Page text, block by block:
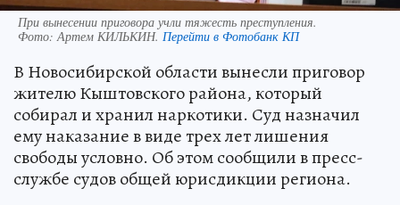
При вынесении приговора учли тяжесть преступления.
Фото:Артем КИЛЬКИН. Перейти в Фотобанк КП
В Новосибирской области вынесли приговор
жителю Кыштовского района, который
собирал и хранил наркотики. Суд назначил
ему наказание в виде трех лет лишения
свободы условно. Об этом сообщили в пресс-
службе судов общей юрисдикции региона.